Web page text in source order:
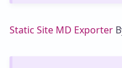
Static Site MD Exporter